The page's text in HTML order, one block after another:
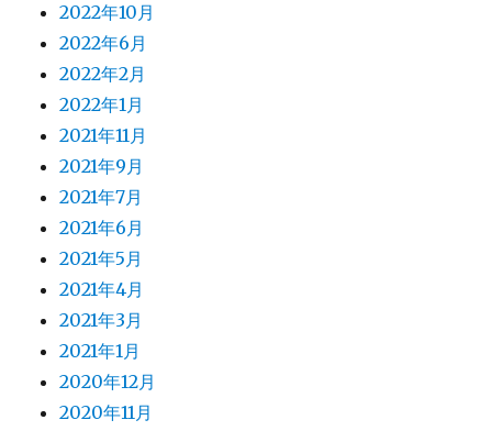
2022年10月
2022年6月
2022年2月
2022年1月
2021年11月
2021年9月
2021年7月
2021年6月
2021年5月
2021年4月
2021年3月
2021年1月
2020年12月
2020年11月